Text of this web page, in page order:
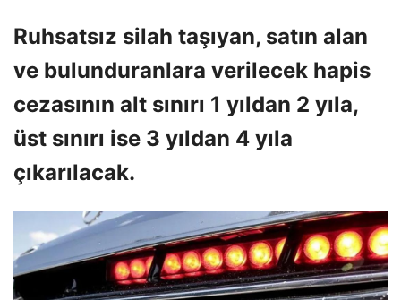
Ruhsatsız silah taşıyan, satın alan
ve bulunduranlara verilecek hapis
cezasının alt sınırı 1 yıldan 2 yıla,
üst sınırı ise 3 yıldan 4 yıla
çıkarılacak.